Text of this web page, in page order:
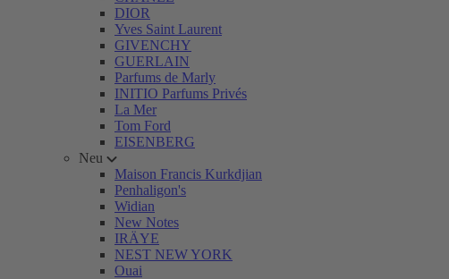
DIOR
Yves Saint Laurent
GIVENCHY
GUERLAIN
Parfums de Marly
INITIO Parfums Privés
La Mer
Tom Ford
EISENBERG
Neu
Maison Francis Kurkdjian
Penhaligon's
Widian
New Notes
IRÄYE
NEST NEW YORK
Ouai